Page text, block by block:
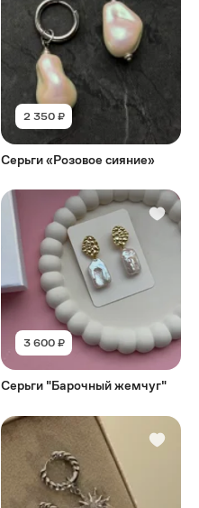
2 350 ₽
Серьги «Розовое сияние»
3 600 ₽
Серьги "Барочный жемчуг"